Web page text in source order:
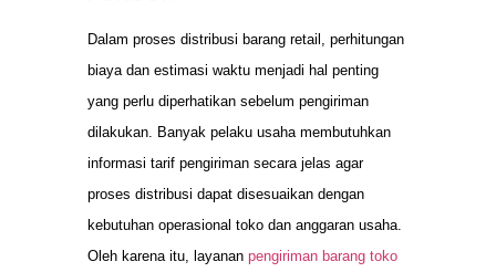
Dalam proses distribusi barang retail, perhitungan
biaya dan estimasi waktu menjadi hal penting
yang perlu diperhatikan sebelum pengiriman
dilakukan. Banyak pelaku usaha membutuhkan
informasi tarif pengiriman secara jelas agar
proses distribusi dapat disesuaikan dengan
kebutuhan operasional toko dan anggaran usaha.
Oleh karena itu, layanan pengiriman barang toko